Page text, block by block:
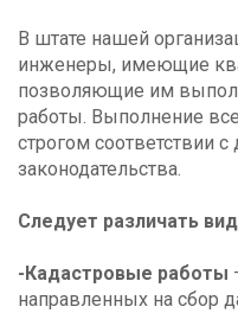
В штате нашей
инженеры, имеющие
позволяющие им
работы. Выполнение
строгом соответствии
законодательства.
Следует различать
-Кадастровые работы
направленных на сбор